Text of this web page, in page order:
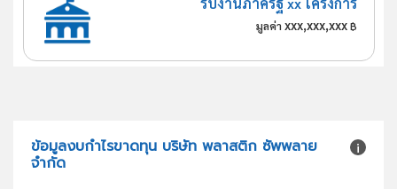
มูลค่า xxx,xxx,xxx ฿
ข้อมูลงบกำไรขาดทุน บริษัท พลาสติก ซัพพลาย
จำกัด